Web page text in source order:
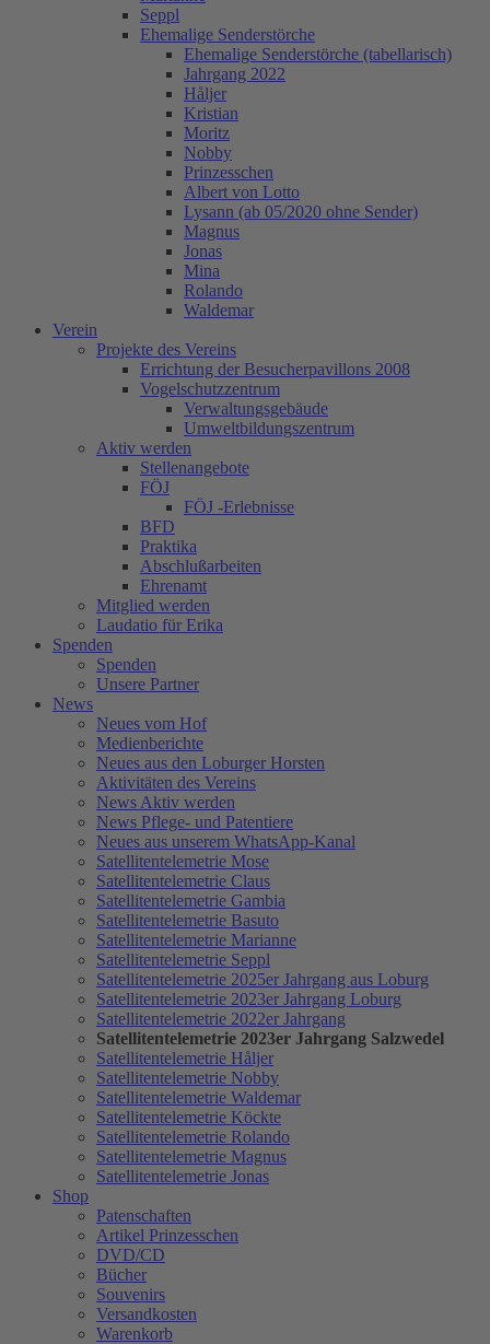
Seppl
Ehemalige Senderstörche
Ehemalige Senderstörche (tabellarisch)
Jahrgang 2022
Håljer
Kristian
Moritz
Nobby
Prinzesschen
Albert von Lotto
Lysann (ab 05/2020 ohne Sender)
Magnus
Jonas
Mina
Rolando
Waldemar
Verein
Projekte des Vereins
Errichtung der Besucherpavillons 2008
Vogelschutzzentrum
Verwaltungsgebäude
Umweltbildungszentrum
Aktiv werden
Stellenangebote
FÖJ
FÖJ -Erlebnisse
BFD
Praktika
Abschlußarbeiten
Ehrenamt
Mitglied werden
Laudatio für Erika
Spenden
Spenden
Unsere Partner
News
Neues vom Hof
Medienberichte
Neues aus den Loburger Horsten
Aktivitäten des Vereins
News Aktiv werden
News Pflege- und Patentiere
Neues aus unserem WhatsApp-Kanal
Satellitentelemetrie Mose
Satellitentelemetrie Claus
Satellitentelemetrie Gambia
Satellitentelemetrie Basuto
Satellitentelemetrie Marianne
Satellitentelemetrie Seppl
Satellitentelemetrie 2025er Jahrgang aus Loburg
Satellitentelemetrie 2023er Jahrgang Loburg
Satellitentelemetrie 2022er Jahrgang
Satellitentelemetrie 2023er Jahrgang Salzwedel
Satellitentelemetrie Håljer
Satellitentelemetrie Nobby
Satellitentelemetrie Waldemar
Satellitentelemetrie Köckte
Satellitentelemetrie Rolando
Satellitentelemetrie Magnus
Satellitentelemetrie Jonas
Shop
Patenschaften
Artikel Prinzesschen
DVD/CD
Bücher
Souvenirs
Versandkosten
Warenkorb